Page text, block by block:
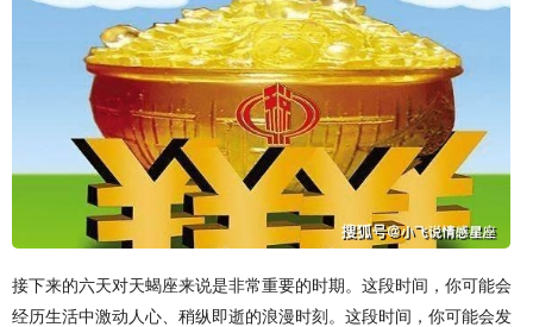
接下来的六天对天蝎座来说是非常重要的时期。这段时间，你可能会
经历生活中激动人心、稍纵即逝的浪漫时刻。这段时间，你可能会发